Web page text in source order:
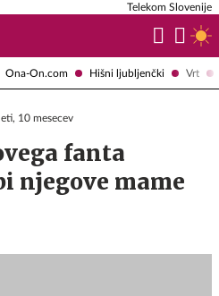
Ona-On.com Hišni ljubljenčki Vrt
Telekom Slovenije
10 mesecev
fanta
njegove mame